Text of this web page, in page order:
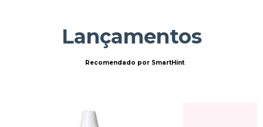
Lançamentos
Recomendado por SmartHint